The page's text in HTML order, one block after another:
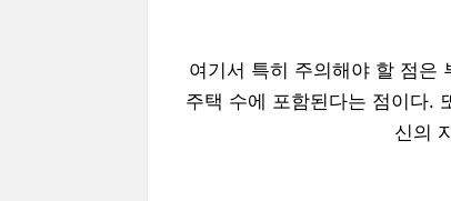
여기서 특히 주의해야 할 점은
주택 수에 포함된다는 점이다.
신의